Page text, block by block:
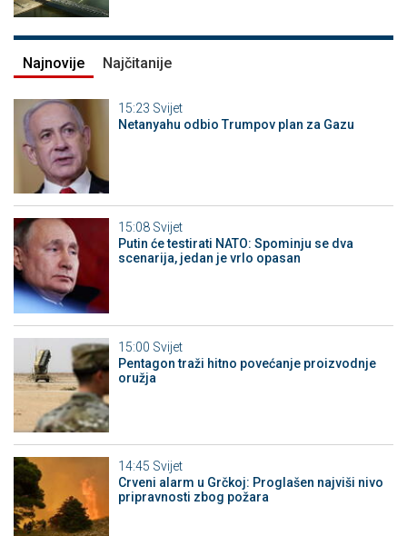
Najnovije Najčitanije
15:23 Svijet
Netanyahu odbio Trumpov plan za Gazu
15:08 Svijet
Putin će testirati NATO: Spominju se dva
scenarija, jedan je vrlo opasan
15:00 Svijet
Pentagon traži hitno povećanje proizvodnje
oružja
14:45 Svijet
Crveni alarm u Grčkoj: Proglašen najviši nivo
pripravnosti zbog požara